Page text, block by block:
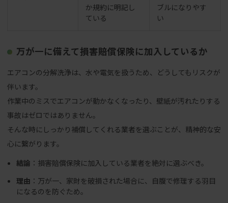
か規約に明記し
ている
ブルになりやす
い
万が一に備えて損害賠償保険に加入しているか
エアコンの分解洗浄は、水や電気を扱うため、どうしてもリスクが
伴います。
作業中のミスでエアコンが動かなくなったり、壁紙が汚れたりする
事故はゼロではありません。
そんな時にしっかり補償してくれる業者を選ぶことが、精神的な安
心に繋がります。
結論 ：損害賠償保険に加入している業者を絶対に選ぶべき。
理由 ：万が一、家財を破損された場合に、自腹で修理する羽目
になるのを防ぐため。